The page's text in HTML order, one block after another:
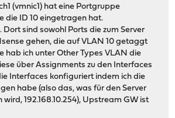
(vmnic1) hat eine Portgruppe
die ID 10 eingetragen hat.
Dort sind sowohl Ports die zum Server
gehen, die auf VLAN 10 getaggt
hab ich unter Other Types VLAN die
über Assignments zu den Interfaces
Interfaces konfiguriert indem ich die
habe (also das, was für den Server
192.168.10.254), Upstream GW ist